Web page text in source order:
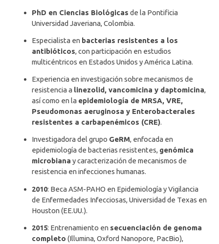
PhD en Ciencias Biológicas de la Pontificia
Universidad Javeriana, Colombia.
Especialista en bacterias resistentes a los
antibióticos, con participación en estudios
multicéntricos en Estados Unidos y América Latina.
Experiencia en investigación sobre mecanismos de
resistencia a linezolid, vancomicina y daptomicina,
así como en la epidemiología de MRSA, VRE,
Pseudomonas aeruginosa y Enterobacterales
resistentes a carbapenémicos (CRE).
Investigadora del grupo GeRM, enfocada en
epidemiología de bacterias resistentes, genómica
microbiana y caracterización de mecanismos de
resistencia en infecciones humanas.
2010: Beca ASM-PAHO en Epidemiología y Vigilancia
de Enfermedades Infecciosas, Universidad de Texas en
Houston (EE.UU.).
2015: Entrenamiento en secuenciación de genoma
completo (Illumina, Oxford Nanopore, PacBio),